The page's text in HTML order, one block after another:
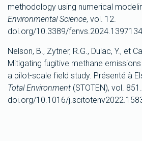
methodology using numerical
Environmental Science, vol. 12.
doi.org/10.3389/fenvs.2024.1397134
Nelson, B., Zytner, R.G., Dulac, Y., et
Mitigating fugitive methane
a pilot-scale field study. Présenté à
Total Environment (STOTEN), vol. 851.
doi.org/10.1016/